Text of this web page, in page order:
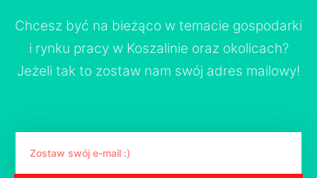
Chcesz być na bieżąco w temacie gospodarki
i rynku pracy w Koszalinie oraz okolicach?
Jeżeli tak to zostaw nam swój adres mailowy!